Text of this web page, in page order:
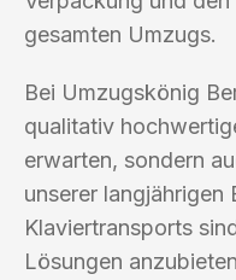
gesamten Umzugs.
Bei Umzugskönig
qualitativ
erwarten, sondern
unserer langjährigen
Klaviertransports
Lösungen